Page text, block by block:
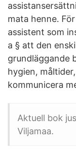
mata henne.
assistent som
a § att den
grundläggande
hygien,
kommunicera
Aktuell bok
Viljamaa.